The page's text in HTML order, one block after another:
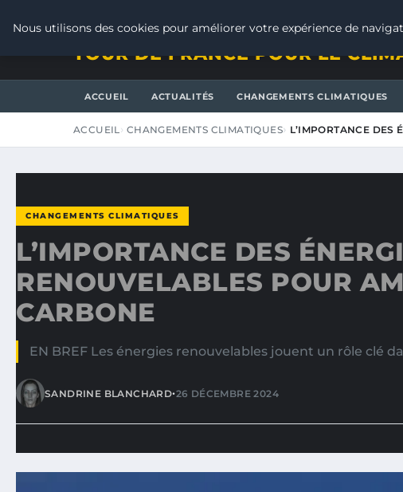
TOUR DE FRANCE POUR LE
ACCUEIL ACTUALITÉS CHANGEMENTS CLIMATIQUES
ACCUEIL CHANGEMENTS CLIMATIQUES L’IMPORTANCE DES
CHANGEMENTS CLIMATIQUES
L’IMPORTANCE DES
RENOUVELABLES POUR
CARBONE
EN BREF Les énergies renouvelables jouent un rôle clé
SANDRINE BLANCHARD•26 DÉCEMBRE 2024
Nous utilisons des cookies pour améliorer votre expérience de